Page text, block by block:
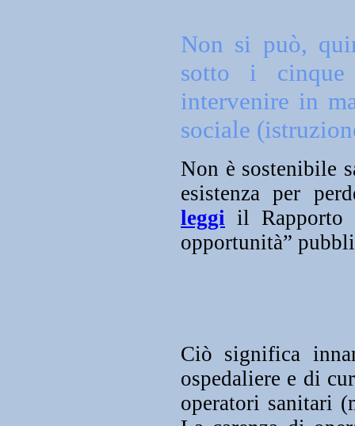
Non si può,
sotto i cinque
intervenire in
sociale
Non è sostenibile
esistenza per
leggi il Rapporto
opportunità”
Ciò significa
ospedaliere e di
operatori sanitari